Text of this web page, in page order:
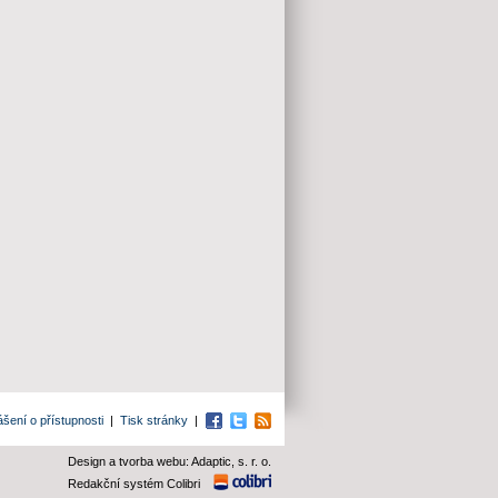
o přístupnosti | Tisk stránky | Facebook
TwitterRSS
Design a tvorba webu: Adaptic, s. r. o.
Redakční systém Colibri